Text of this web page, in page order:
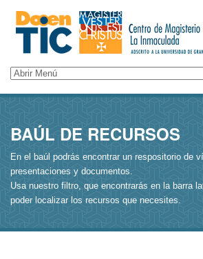
BAÚL DE RECURSOS
En el baúl podrás encontrar un respositorio de
presentaciones y documentos.
Usa nuestro filtro, que encontrarás en la barra
poder localizar los recursos que necesites.